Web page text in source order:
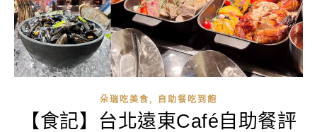
朵瑞吃美食, 自助餐吃到飽
【食記】台北遠東Café自助餐評